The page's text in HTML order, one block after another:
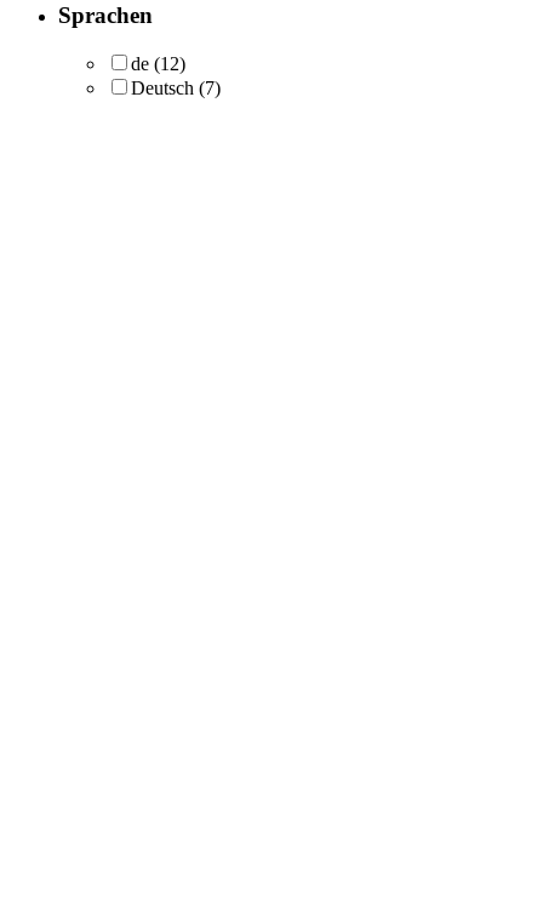
Sprachen
de (12)
Deutsch (7)